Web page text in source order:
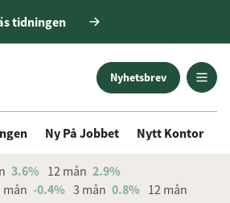
tidningen
Nyhetsbrev
Ny På Jobbet Nytt Kontor
3.6% 12 mån 2.9%
mån -0.4% 3 mån 0.8% 12 mån